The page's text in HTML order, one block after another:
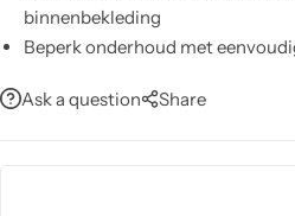
binnenbekleding
Beperk onderhoud met
Profiteer van comfortabele,
Ask a question Share